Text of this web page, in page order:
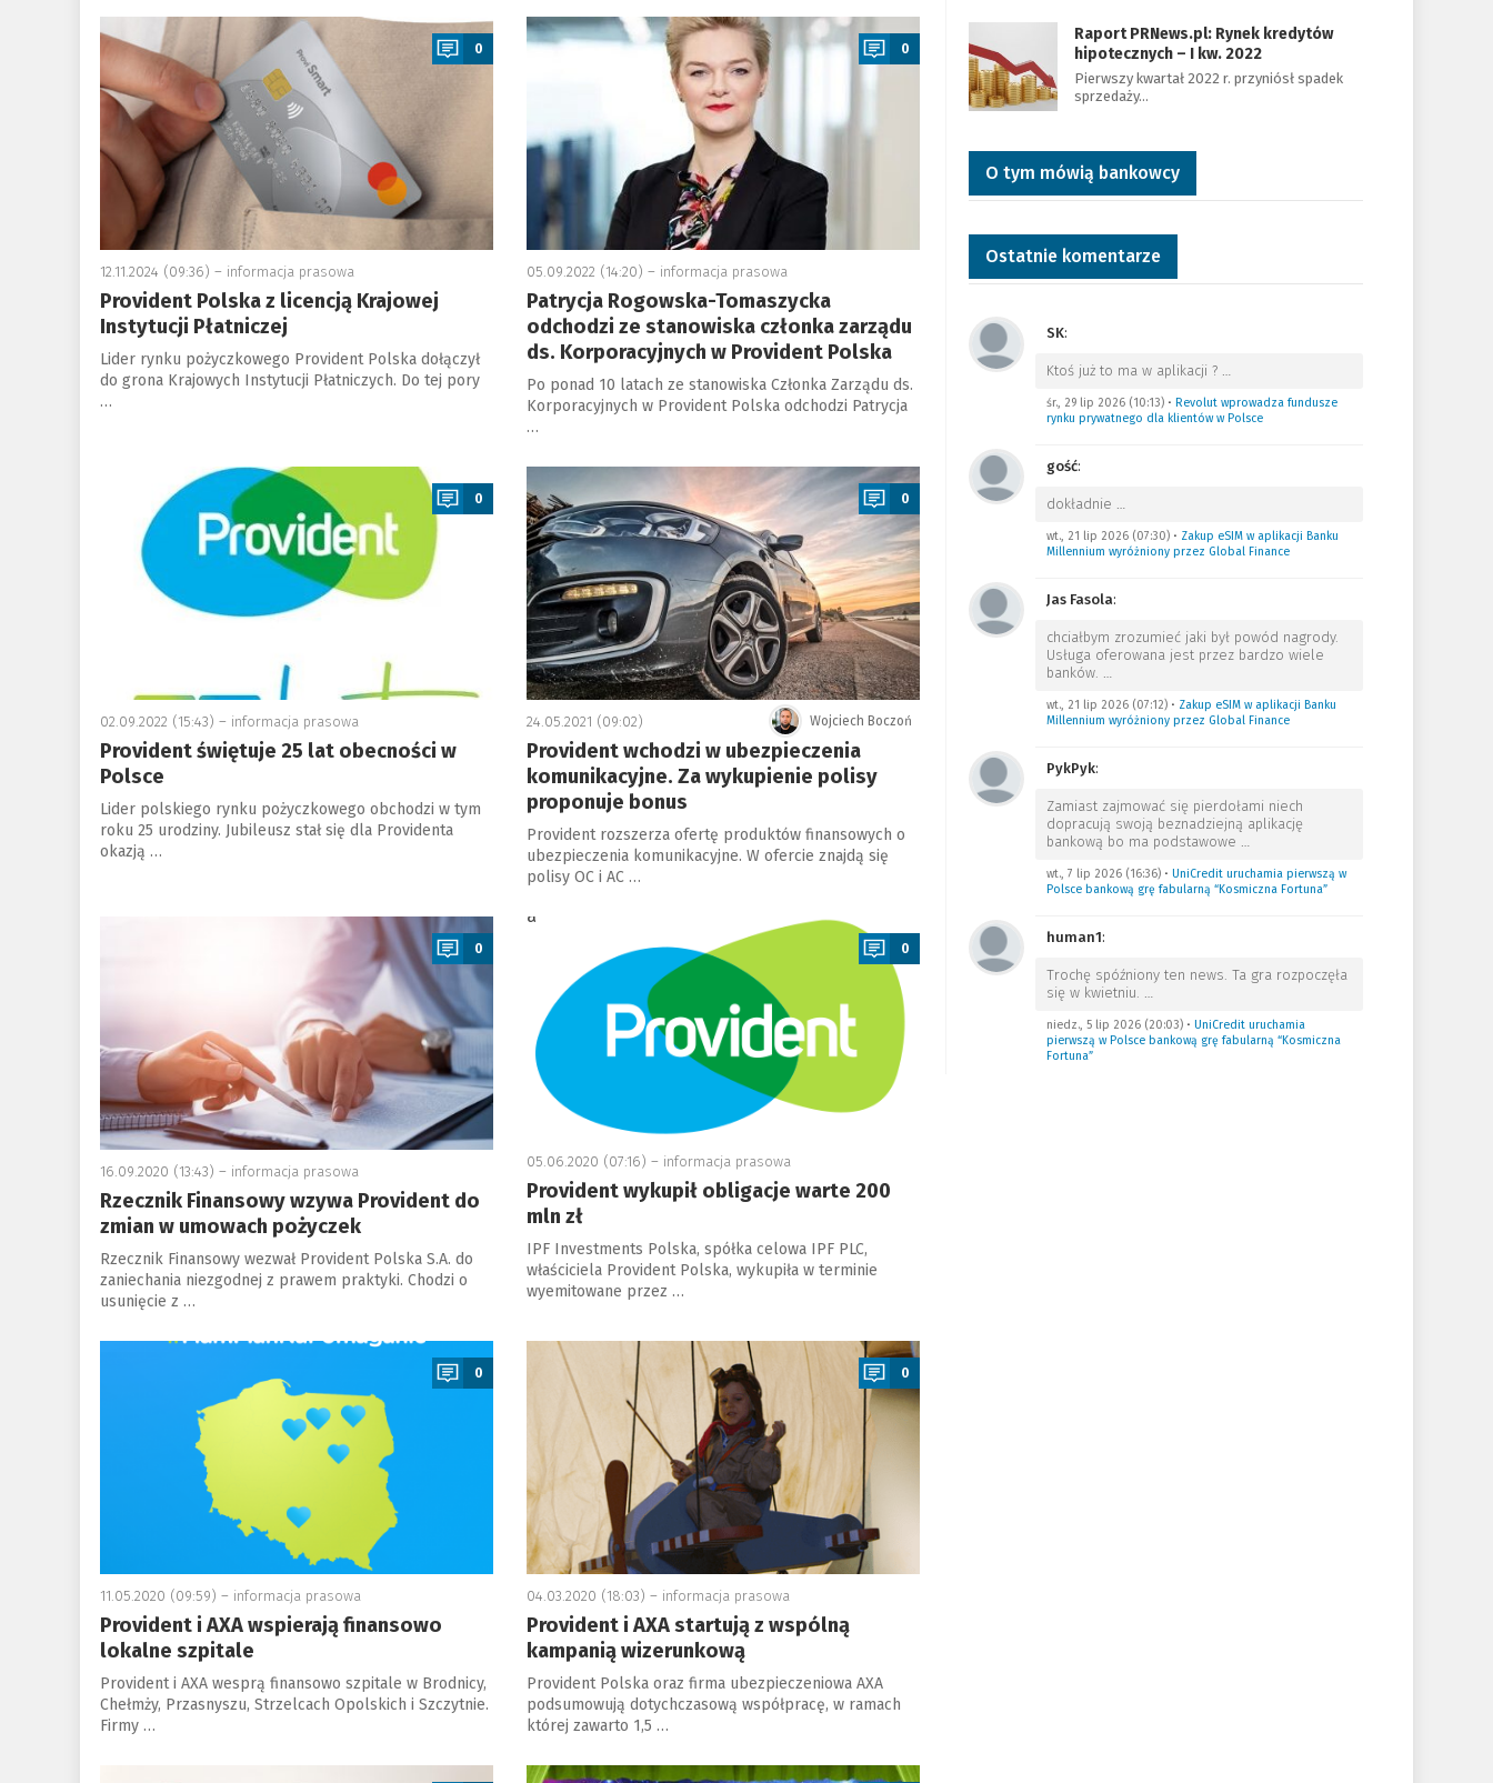
a
0
12.11.2024 (09:36) – informacja prasowa
Provident Polska z licencją Krajowej
Instytucji Płatniczej
Lider rynku pożyczkowego Provident Polska dołączył
do grona Krajowych Instytucji Płatniczych. Do tej pory
…
a
0
05.09.2022 (14:20) – informacja prasowa
Patrycja Rogowska-Tomaszycka
odchodzi ze stanowiska członka zarządu
ds. Korporacyjnych w Provident Polska
Po ponad 10 latach ze stanowiska Członka Zarządu ds.
Korporacyjnych w Provident Polska odchodzi Patrycja
…
0
02.09.2022 (15:43) – informacja prasowa
Provident świętuje 25 lat obecności w
Polsce
Lider polskiego rynku pożyczkowego obchodzi w tym
roku 25 urodziny. Jubileusz stał się dla Providenta
okazją …
a
0
Wojciech Boczoń
24.05.2021 (09:02)
Provident wchodzi w ubezpieczenia
komunikacyjne. Za wykupienie polisy
proponuje bonus
Provident rozszerza ofertę produktów finansowych o
ubezpieczenia komunikacyjne. W ofercie znajdą się
polisy OC i AC …
0
16.09.2020 (13:43) – informacja prasowa
Rzecznik Finansowy wzywa Provident do
zmian w umowach pożyczek
Rzecznik Finansowy wezwał Provident Polska S.A. do
zaniechania niezgodnej z prawem praktyki. Chodzi o
usunięcie z …
a
0
05.06.2020 (07:16) – informacja prasowa
Provident wykupił obligacje warte 200
mln zł
IPF Investments Polska, spółka celowa IPF PLC,
właściciela Provident Polska, wykupiła w terminie
wyemitowane przez …
a
0
11.05.2020 (09:59) – informacja prasowa
Provident i AXA wspierają finansowo
lokalne szpitale
Provident i AXA wesprą finansowo szpitale w Brodnicy,
Chełmży, Przasnyszu, Strzelcach Opolskich i Szczytnie.
Firmy …
a
0
04.03.2020 (18:03) – informacja prasowa
Provident i AXA startują z wspólną
kampanią wizerunkową
Provident Polska oraz firma ubezpieczeniowa AXA
podsumowują dotychczasową współpracę, w ramach
której zawarto 1,5 …
a
Raport PRNews.pl: Rynek kredytów
hipotecznych – I kw. 2022
Pierwszy kwartał 2022 r. przyniósł spadek
sprzedaży…
O tym mówią bankowcy
Ostatnie komentarze
SK:
Ktoś już to ma w aplikacji ? …
śr., 29 lip 2026 (10:13)• Revolut wprowadza fundusze
rynku prywatnego dla klientów w Polsce
gość:
dokładnie …
wt., 21 lip 2026 (07:30)• Zakup eSIM w aplikacji Banku
Millennium wyróżniony przez Global Finance
Jas Fasola:
chciałbym zrozumieć jaki był powód nagrody.
Usługa oferowana jest przez bardzo wiele
banków. …
wt., 21 lip 2026 (07:12)• Zakup eSIM w aplikacji Banku
Millennium wyróżniony przez Global Finance
PykPyk:
Zamiast zajmować się pierdołami niech
dopracują swoją beznadziejną aplikację
bankową bo ma podstawowe …
wt., 7 lip 2026 (16:36)• UniCredit uruchamia pierwszą w
Polsce bankową grę fabularną “Kosmiczna Fortuna”
human1:
Trochę spóźniony ten news. Ta gra rozpoczęła
się w kwietniu. …
niedz., 5 lip 2026 (20:03)• UniCredit uruchamia
pierwszą w Polsce bankową grę fabularną “Kosmiczna
Fortuna”